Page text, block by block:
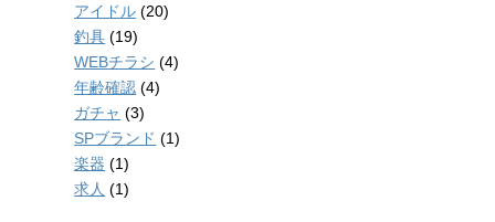
アイドル (20)
釣具 (19)
WEBチラシ (4)
年齢確認 (4)
ガチャ (3)
SPブランド (1)
楽器 (1)
求人 (1)